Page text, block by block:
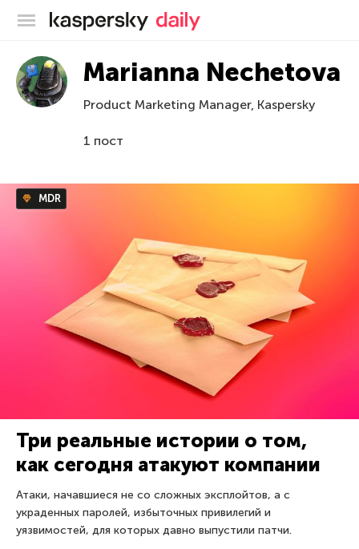
Блог Касперского
Marianna Nechetova
Product Marketing Manager, Kaspersky
1 пост
MDR
Три реальные истории о том,
как сегодня атакуют компании
Атаки, начавшиеся не со сложных эксплойтов, а с
украденных паролей, избыточных привилегий и
уязвимостей, для которых давно выпустили патчи.